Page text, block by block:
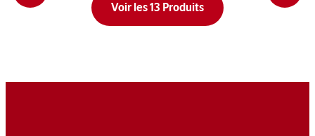
Voir les 13 Produits